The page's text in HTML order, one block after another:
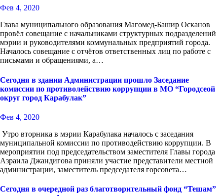
Фев 4, 2020
Глава муниципального образования Магомед-Башир Осканов
провёл совещание с начальниками структурных подразделений
мэрии и руководителями коммунальных предприятий города.
Началось совещание с отчётов ответственных лиц по работе с
письмами и обращениями, а…
Сегодня в здании Администрации прошло Заседание
комиссии по противолействию коррупции в МО “Городсеой
округ город Карабулак”
Фев 4, 2020
Утро вторника в мэрии Карабулака началось с заседания
муниципальной комиссии по противодействию коррупции. В
мероприятии под председательством заместителя Главы города
Азраила Джандигова приняли участие представители местной
администрации, заместитель председателя горсовета…
Сегодня в очередной раз благотворительный фонд “Тешам”